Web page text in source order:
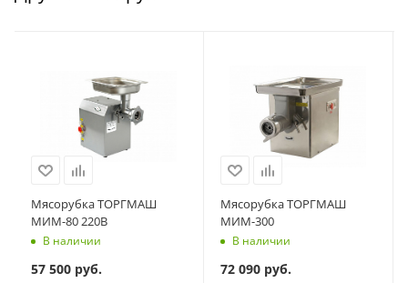
Мясорубка ТОРГМАШ
МИМ-80 220В
В наличии
57 500руб.
Мясорубка ТОРГМАШ
МИМ-300
В наличии
72 090руб.